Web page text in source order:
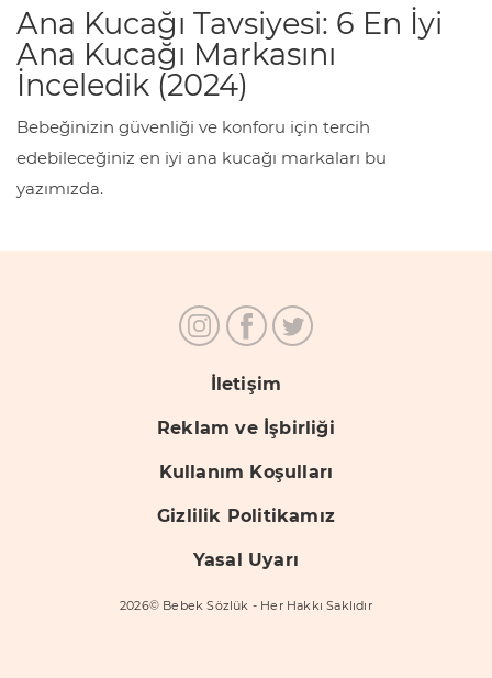
Ana Kucağı Tavsiyesi: 6 En İyi
Ana Kucağı Markasını
İnceledik (2024)
Bebeğinizin güvenliği ve konforu için tercih
edebileceğiniz en iyi ana kucağı markaları bu
yazımızda.
İletişim
Reklam ve İşbirliği
Kullanım Koşulları
Gizlilik Politikamız
Yasal Uyarı
2026© Bebek Sözlük - Her Hakkı Saklıdır